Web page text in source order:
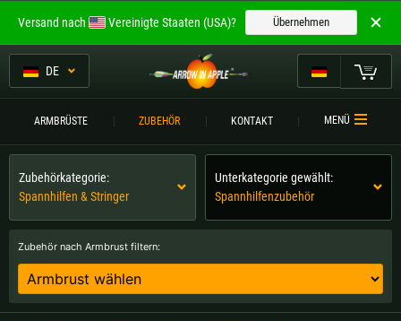
DE
ARMBRÜSTE ZUBEHÖR KONTAKT MENÜ
Zubehör nach Armbrust filtern:
Zubehörkategorie:
Spannhilfen & Stringer
Unterkategorie gewählt:
Spannhilfenzubehör
Willkommen bei
ARROW IN APPLE
Die besten Armbrüste.
Bitte wählen Sie Ihre Sprache aus:
Englisch Deutsch (DE)
Deutsch (AT) Deutsch (CH)
Bitte wählen Sie Ihre Versandregion:
Versand nach Vereinigte Staaten (USA)? Übernehmen
Mein Warenkorb
ARMBRÜSTE
ARMBRUSTVERGLEICH
ZUBEHÖR